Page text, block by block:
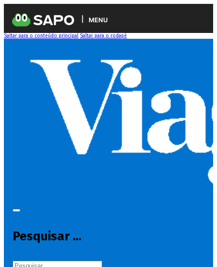
MENU
Saltar para o conteúdo principal Saltar para o rodapé
Pesquisar ...
Pesquisar